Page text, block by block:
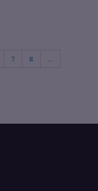
7 8 ...